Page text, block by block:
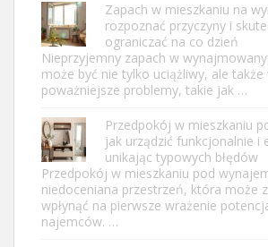
Zapach w mieszkaniu na
rozpoznać przyczyny i
ograniczać na co dzień
Nieprzyjemny zapach w
może być nie tylko uciążliwy, ale także
poważniejsze problemy, takie jak …
Przedpokój w mieszkaniu
jak urządzić funkcjonalnie i
unikając typowych błędów
Przedpokój w mieszkaniu pod
niedoceniana przestrzeń, która może
wpłynąć na pierwsze wrażenie
najemców. …